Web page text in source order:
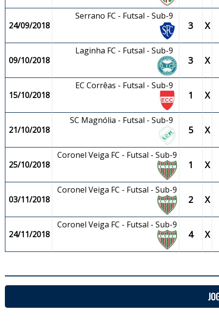
24/09/2018
Serrano FC - Futsal - Sub-9
3 X
09/10/2018
Laginha FC - Futsal - Sub-9
3 X
15/10/2018
EC Corrêas - Futsal - Sub-9
1 X
21/10/2018
SC Magnólia - Futsal - Sub-9
5 X
25/10/2018
Coronel Veiga FC - Futsal - Sub-9
1 X
03/11/2018
Coronel Veiga FC - Futsal - Sub-9
2 X
24/11/2018
Coronel Veiga FC - Futsal - Sub-9
4 X